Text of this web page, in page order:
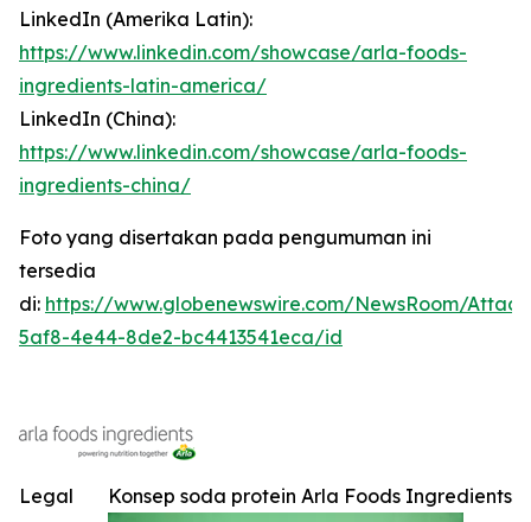
LinkedIn (Amerika Latin):
https://www.linkedin.com/showcase/arla-foods-
ingredients-latin-america/
LinkedIn (China):
https://www.linkedin.com/showcase/arla-foods-
ingredients-china/
Foto yang disertakan pada pengumuman ini
tersedia
di: https://www.globenewswire.com/NewsRoom/
5af8-4e44-8de2-bc4413541eca/id
Konsep soda protein Arla Foods Ingredients
Legal